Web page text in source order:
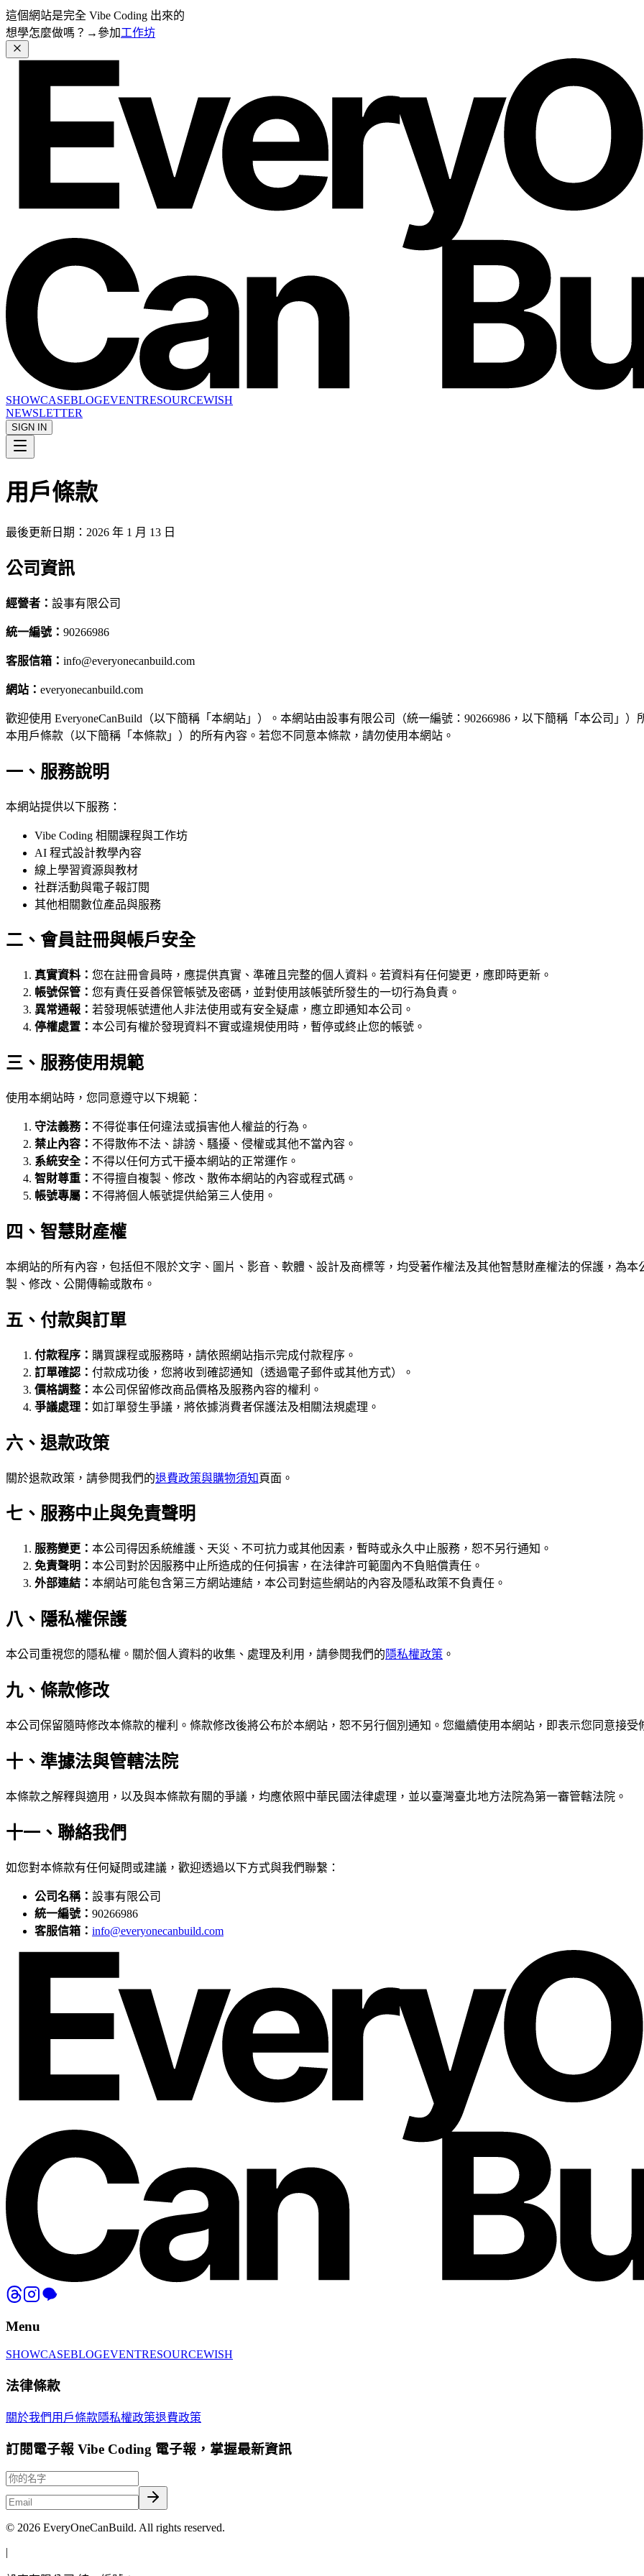
這個網站是完全 Vibe Coding 出來的
想學怎麼做嗎？→參加工作坊
SHOWCASEBLOGEVENTRESOURCEWISH
NEWSLETTER
SIGN IN
用戶條款
最後更新日期： 2026 年 1 月 13 日
公司資訊
經營者： 設事有限公司
統一編號： 90266986
客服信箱： info@everyonecanbuild.com
網站： everyonecanbuild.com
歡迎使用 EveryoneCanBuild（以下簡稱「本網站」）。本網站由設事有限公司 （統一編號： 90266986 ，以下簡稱「本公司」
本用戶條款（以下簡稱「本條款」）的所有內容。若您不同意本條款，請勿使用本網站。
一、服務說明
本網站提供以下服務：
Vibe Coding 相關課程與工作坊
AI 程式設計教學內容
線上學習資源與教材
社群活動與電子報訂閱
其他相關數位產品與服務
二、會員註冊與帳戶安全
真實資料： 您在註冊會員時，應提供真實、準確且完整的個人資料。若資料有任何變更，應即時更新。
帳號保管： 您有責任妥善保管帳號及密碼，並對使用該帳號所發生的一切行為負責。
異常通報： 若發現帳號遭他人非法使用或有安全疑慮，應立即通知本公司。
停權處置： 本公司有權於發現資料不實或違規使用時，暫停或終止您的帳號。
三、服務使用規範
使用本網站時，您同意遵守以下規範：
守法義務： 不得從事任何違法或損害他人權益的行為。
禁止內容： 不得散佈不法、誹謗、騷擾、侵權或其他不當內容。
系統安全： 不得以任何方式干擾本網站的正常運作。
智財尊重： 不得擅自複製、修改、散佈本網站的內容或程式碼。
帳號專屬： 不得將個人帳號提供給第三人使用。
四、智慧財產權
本網站的所有內容，包括但不限於文字、圖片、影音、軟體、設計及商標等，均受著作權法及其他智慧財產權法的保護，為
製、修改、公開傳輸或散布。
五、付款與訂單
付款程序： 購買課程或服務時，請依照網站指示完成付款程序。
訂單確認： 付款成功後，您將收到確認通知（透過電子郵件或其他方式）。
價格調整： 本公司保留修改商品價格及服務內容的權利。
爭議處理： 如訂單發生爭議，將依據消費者保護法及相關法規處理。
六、退款政策
關於退款政策，請參閱我們的退費政策與購物須知 頁面。
七、服務中止與免責聲明
服務變更： 本公司得因系統維護、天災、不可抗力或其他因素，暫時或永久中止服務，恕不另行通知。
免責聲明： 本公司對於因服務中止所造成的任何損害，在法律許可範圍內不負賠償責任。
外部連結： 本網站可能包含第三方網站連結，本公司對這些網站的內容及隱私政策不負責任。
八、隱私權保護
本公司重視您的隱私權。關於個人資料的收集、處理及利用，請參閱我們的隱私權政策 。
九、條款修改
本公司保留隨時修改本條款的權利。條款修改後將公布於本網站，恕不另行個別通知。您繼續使用本網站，即表示您同意接受
十、準據法與管轄法院
本條款之解釋與適用，以及與本條款有關的爭議，均應依照中華民國法律處理，並以臺灣臺北地方法院為第一審管轄法院。
十一、聯絡我們
如您對本條款有任何疑問或建議，歡迎透過以下方式與我們聯繫：
公司名稱： 設事有限公司
統一編號： 90266986
客服信箱： info@everyonecanbuild.com
Menu
SHOWCASEBLOGEVENTRESOURCEWISH
法律條款
關於我們用戶條款隱私權政策退費政策
訂閱電子報 Vibe Coding 電子報，掌握最新資訊
© 2026 EveryOneCanBuild. All rights reserved.
|